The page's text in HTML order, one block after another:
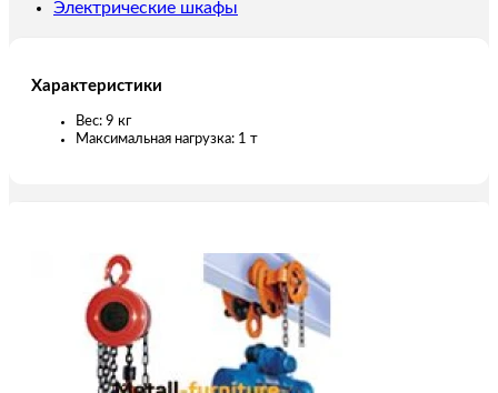
Электрические шкафы
Характеристики
Вес: 9 кг
Максимальная нагрузка: 1 т